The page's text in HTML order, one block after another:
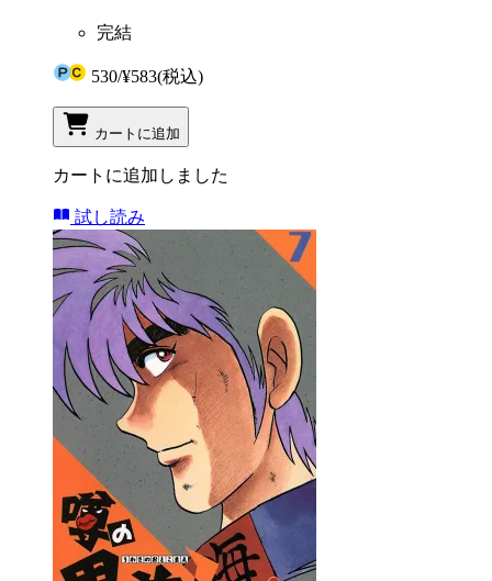
完結
530/¥583(税込)
カートに追加
カートに追加しました
試し読み